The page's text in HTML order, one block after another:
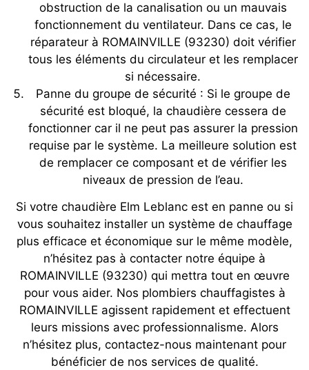
obstruction de la canalisation ou un mauvais
fonctionnement du ventilateur. Dans ce cas, le
réparateur à ROMAINVILLE (93230) doit vérifier
tous les éléments du circulateur et les remplacer
si nécessaire.
Panne du groupe de sécurité : Si le groupe de
sécurité est bloqué, la chaudière cessera de
fonctionner car il ne peut pas assurer la pression
requise par le système. La meilleure solution est
de remplacer ce composant et de vérifier les
niveaux de pression de l’eau.
Si votre chaudière Elm Leblanc est en panne ou si
vous souhaitez installer un système de chauffage
plus efficace et économique sur le même modèle,
n’hésitez pas à contacter notre équipe à
ROMAINVILLE (93230) qui mettra tout en œuvre
pour vous aider. Nos plombiers chauffagistes à
ROMAINVILLE agissent rapidement et effectuent
leurs missions avec professionnalisme. Alors
n’hésitez plus, contactez-nous maintenant pour
bénéficier de nos services de qualité.